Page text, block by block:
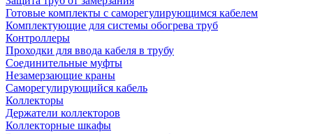
Готовые комплекты с саморегулирующимся кабелем
Комплектующие для системы обогрева труб
Контроллеры
Проходки для ввода кабеля в трубу
Соединительные муфты
Незамерзающие краны
Саморегулирующийся кабель
Коллекторы
Держатели коллекторов
Коллекторные шкафы